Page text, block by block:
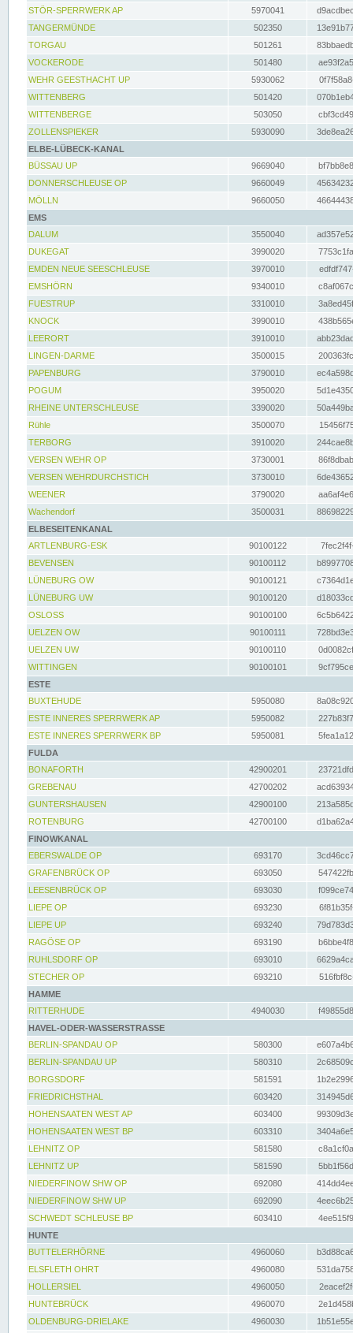
STÖR-SPERRWERK AP 5970041
TANGERMÜNDE
502350
TORGAU
501261
VOCKERODE
501480
WEHR GEESTHACHT UP
5930062
WITTENBERG
501420
WITTENBERGE
503050
ZOLLENSPIEKER
5930090
ELBE-LÜBECK-KANAL
BÜSSAU UP
9669040
DONNERSCHLEUSE OP
9660049
MÖLLN
9660050
EMS
DALUM
3550040
DUKEGAT
3990020
EMDEN NEUE SEESCHLEUSE
3970010
EMSHÖRN
9340010
FUESTRUP
3310010
KNOCK
3990010
LEERORT
3910010
LINGEN-DARME
3500015
PAPENBURG
3790010
POGUM
3950020
RHEINE UNTERSCHLEUSE
3390020
Rühle
3500070
TERBORG
3910020
VERSEN WEHR OP
3730001
VERSEN WEHRDURCHSTICH
3730010
WEENER
3790020
Wachendorf
3500031
ELBESEITENKANAL
ARTLENBURG-ESK
90100122
BEVENSEN
90100112
LÜNEBURG OW
90100121
LÜNEBURG UW
90100120
OSLOSS
90100100
UELZEN OW
90100111
UELZEN UW
90100110
WITTINGEN
90100101
ESTE
BUXTEHUDE
5950080
ESTE INNERES SPERRWERK AP
5950082
ESTE INNERES SPERRWERK BP
5950081
FULDA
BONAFORTH
42900201
GREBENAU
42700202
GUNTERSHAUSEN
42900100
ROTENBURG
42700100
FINOWKANAL
EBERSWALDE OP
693170
GRAFENBRÜCK OP
693050
LEESENBRÜCK OP
693030
LIEPE OP
693230
LIEPE UP
693240
RAGÖSE OP
693190
RUHLSDORF OP
693010
STECHER OP
693210
HAMME
RITTERHUDE
4940030
HAVEL-ODER-WASSERSTRASSE
BERLIN-SPANDAU OP
580300
BERLIN-SPANDAU UP
580310
BORGSDORF
581591
FRIEDRICHSTHAL
603420
HOHENSAATEN WEST AP
603400
HOHENSAATEN WEST BP
603310
LEHNITZ OP
581580
LEHNITZ UP
581590
NIEDERFINOW SHW OP
692080
NIEDERFINOW SHW UP
692090
SCHWEDT SCHLEUSE BP
603410
HUNTE
BUTTELERHÖRNE
4960060
ELSFLETH OHRT
4960080
HOLLERSIEL
4960050
HUNTEBRÜCK
4960070
OLDENBURG-DRIELAKE
4960030